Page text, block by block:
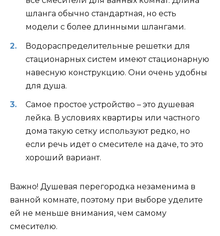
шланга обычно стандартная, но есть
модели с более длинными шлангами.
Водораспределительные решетки для
стационарных систем имеют стационарную
навесную конструкцию. Они очень удобны
для душа.
Самое простое устройство – это душевая
лейка. В условиях квартиры или частного
дома такую ​​сетку используют редко, но
если речь идет о смесителе на даче, то это
хороший вариант.
Важно! Душевая перегородка незаменима в
ванной комнате, поэтому при выборе уделите
ей не меньше внимания, чем самому
смесителю.